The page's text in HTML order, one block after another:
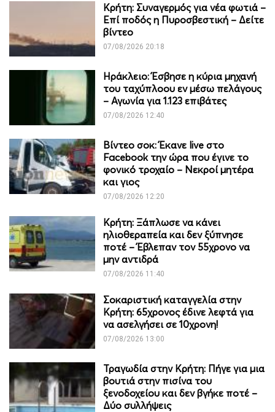
Κρήτη: Συναγερμός για νέα φωτιά –
Επί ποδός η Πυροσβεστική – Δείτε
βίντεο
07/08/2026 20:18
Ηράκλειο: Έσβησε η κύρια μηχανή
του ταχύπλοου εν μέσω πελάγους
– Αγωνία για 1.123 επιβάτες
07/08/2026 12:40
Βίντεο σοκ: Έκανε live στο
Facebook την ώρα που έγινε το
φονικό τροχαίο – Νεκροί μητέρα
και γιος
07/08/2026 12:20
Κρήτη: Ξάπλωσε να κάνει
ηλιοθεραπεία και δεν ξύπνησε
ποτέ – Έβλεπαν τον 55χρονο να
μην αντιδρά
07/08/2026 11:40
Σοκαριστική καταγγελία στην
Κρήτη: 65χρονος έδινε λεφτά για
να ασελγήσει σε 10χρονη!
07/08/2026 13:00
Τραγωδία στην Κρήτη: Πήγε για μια
βουτιά στην πισίνα του
ξενοδοχείου και δεν βγήκε ποτέ –
Δύο συλλήψεις